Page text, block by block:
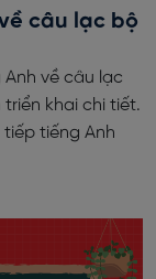
câu lạc bộ
về câu lạc
khai chi tiết.
tiếng Anh